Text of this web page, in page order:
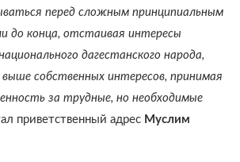
перед сложным принципиальным
до конца, отстаивая интересы
дагестанского народа,
выше собственных интересов, принимая
за трудные, но необходимые
приветственный адрес Муслим